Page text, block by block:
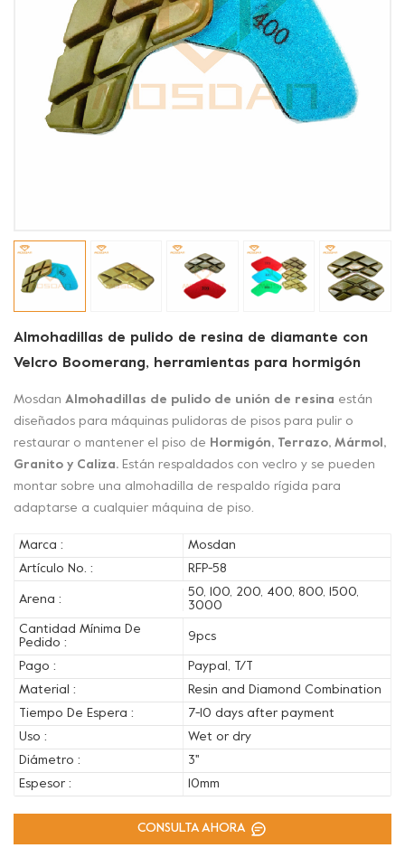
Almohadillas de pulido de resina de diamante con
Velcro Boomerang, herramientas para hormigón
Mosdan Almohadillas de pulido de unión de resina están
diseñados para máquinas pulidoras de pisos para pulir o
restaurar o mantener el piso de
Hormigón, Terrazo, Mármol,
Granito y Caliza. Están respaldados con veclro y se pueden
montar sobre una almohadilla de respaldo rígida para
adaptarse a cualquier máquina de piso.
Marca :
Mosdan
Artículo No. :
RFP-58
Arena :
50, 100, 200, 400, 800, 1500,
3000
Cantidad Mínima De
Pedido :
9pcs
Pago :
Paypal, T/T
Material :
Resin and Diamond Combination
Tiempo De Espera :
7-10 days after payment
Uso :
Wet or dry
Diámetro :
3''
Espesor :
10mm
CONSULTA AHORA